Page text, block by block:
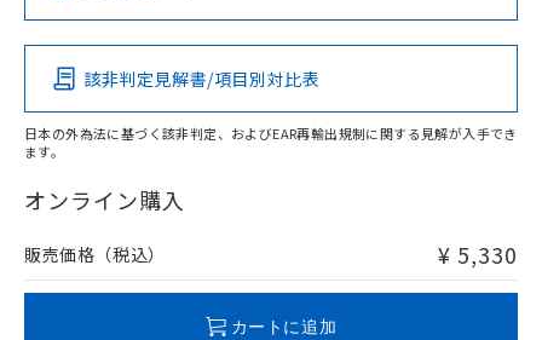
Pb Hg Cd Cr(VI)
O
在庫等で未対応品が混在する可能性があります。
問い合わせください。
この製品の規格認証/適合状況ページへ
その他の認証はこちらのページからご検索ください
該非判定見解書/項目別対比表
日本の外為法に基づく該非判定、およびEAR再輸出規制に関する見解が入手でき
ます。
オンライン購入
販売価格（税込） ¥ 5,330
カートに追加